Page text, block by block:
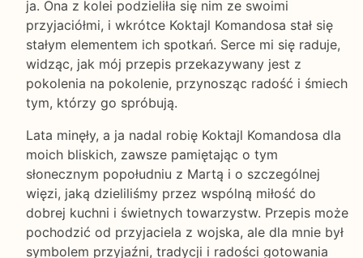
ja. Ona z kolei podzieliła się nim ze swoimi
przyjaciółmi, i wkrótce Koktajl Komandosa stał się
stałym elementem ich spotkań. Serce mi się raduje,
widząc, jak mój przepis przekazywany jest z
pokolenia na pokolenie, przynosząc radość i śmiech
tym, którzy go spróbują.
Lata minęły, a ja nadal robię Koktajl Komandosa dla
moich bliskich, zawsze pamiętając o tym
słonecznym popołudniu z Martą i o szczególnej
więzi, jaką dzieliliśmy przez wspólną miłość do
dobrej kuchni i świetnych towarzystw. Przepis może
pochodzić od przyjaciela z wojska, ale dla mnie był
symbolem przyjaźni, tradycji i radości gotowania